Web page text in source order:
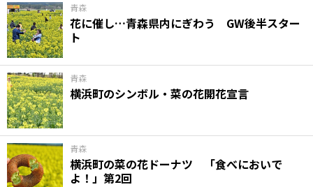
青森
花に催し…青森県内にぎわう GW後半スター
ト
青森
横浜町のシンボル・菜の花開花宣言
青森
横浜町の菜の花ドーナツ 「食べにおいで
よ！」第2回